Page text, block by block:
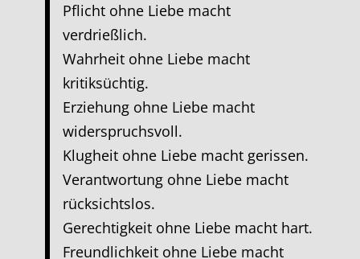
Pflicht ohne Liebe macht
verdrießlich.
Wahrheit ohne Liebe macht
kritiksüchtig.
Erziehung ohne Liebe macht
widerspruchsvoll.
Klugheit ohne Liebe macht gerissen.
Verantwortung ohne Liebe macht
rücksichtslos.
Gerechtigkeit ohne Liebe macht hart.
Freundlichkeit ohne Liebe macht